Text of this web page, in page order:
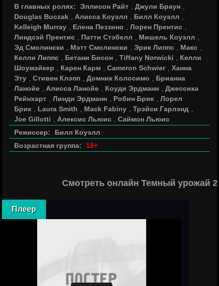
В главных ролях:
Эллисон Райт ,Джули Браун
Douglas Buczak
Алисса Коуэлл Билл Коуэлл
Kelleigh Murray
Елена Пеззино ,Лорен Прентис
Линдсэй Прентис
Патти Стэбелл Мишель Коуэлл
Эд Смолински
Мэтт Смолински ,Эрик Липпс Макс
Келли Липпс
Бетани Бисон ,Tiffany Norwicki
Келли
Шоумэйкер
Карен Карм ,Cameron Schwier ,Ханна
Эту
,Стивен Клэпп ,Домник Колосимо
Брианна
Ланойе
Алисса Ланойе Коуди Эрдманн ,Джессика
Рейнхарт
,Линди Эрдманн Робин Брик ,Лорел
Брик
Laura Smith Mack Fabiny ,Трэйси Гарлэнд
Joe Gillotti
Алексис Льюис ,Саймон Льюис
Режиссер:
Билл Коуэлл
Возрастная группа:
18+
Смотреть онлайн Темный урожай
Плеер